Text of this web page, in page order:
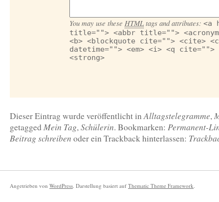
You may use these HTML tags and attributes: <a
title=""> <abbr title="">
<b> <blockquote cite=""> <cite>
datetime=""> <em> <i> <q
<strong>
Dieser Eintrag wurde veröffentlicht inAlltagstelegramme,
getagged Mein Tag,Schülerin. Bookmarken: Permanent-
Beitrag schreiben oder ein Trackback hinterlassen:
Angetrieben von WordPress. Darstellung basiert auf Thematic Theme Framework.